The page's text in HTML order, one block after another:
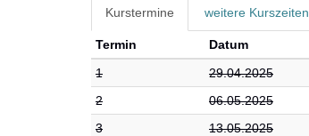
Kurstermine weitere Kurszeiten
Termin Datum
1
29.04.2025
2
06.05.2025
3
13.05.2025